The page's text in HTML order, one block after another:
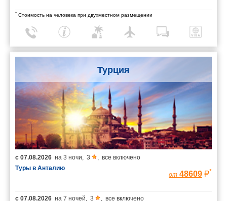
* Стоимость на человека при двухместном размещении
Турция
с 07.08.2026 на 3 ночи, 3 , все включено
Туры в Анталию
от 48609 *
с 07.08.2026 на 7 ночей, 3 , все включено